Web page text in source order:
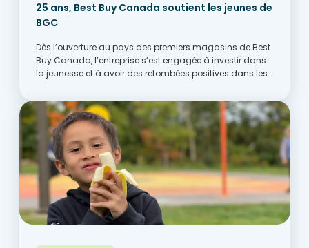
25 ans, Best Buy Canada soutient les jeunes de
BGC
Dès l’ouverture au pays des premiers magasins de Best
Buy Canada, l’entreprise s’est engagée à investir dans
la jeunesse et à avoir des retombées positives dans les
engagement a notamment pris la...